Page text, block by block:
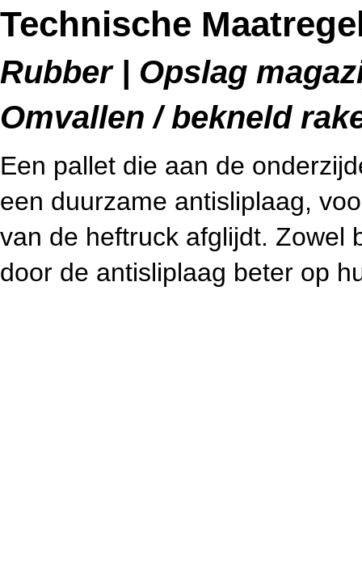
Technische
Rubber | Opslag
Omvallen / bekneld
Een pallet die aan de
een duurzame antisliplaag,
van de heftruck afglijdt. Zowel
door de antisliplaag beter op